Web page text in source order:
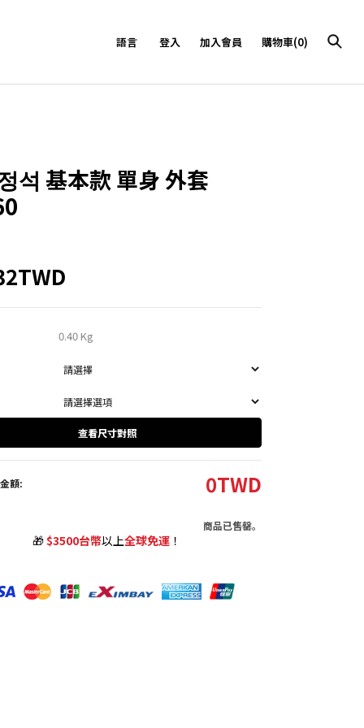
語言 登入 加入會員 購物車(0)
석 基本款 單身 外套
0.40 Kg
查看尺寸對照
額: 0TWD
商品已售罄。
🎁$3500台幣以上全球免運 ！